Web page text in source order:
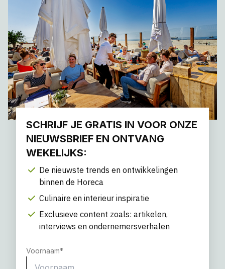
SCHRIJF JE GRATIS IN VOOR ONZE
NIEUWSBRIEF EN ONTVANG
WEKELIJKS:
De nieuwste trends en ontwikkelingen
binnen de Horeca
Culinaire en interieur inspiratie
Exclusieve content zoals: artikelen,
interviews en ondernemersverhalen
Voornaam*